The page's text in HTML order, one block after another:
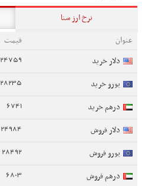
نرخ ارز سنا
عنوان
قیمت
دلار خرید
24759
یورو خرید 28235
درهم خرید 6741
دلار فروش 24984
یورو فروش 28492
درهم فروش 6803